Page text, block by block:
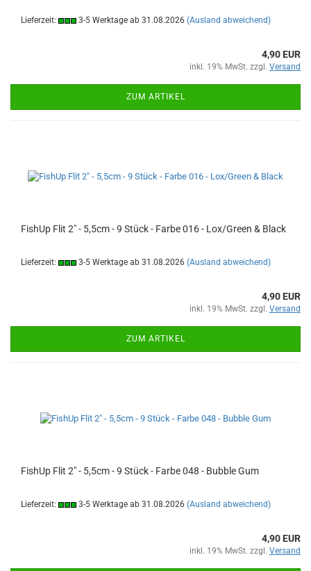
Lieferzeit: 3-5 Werktage ab 31.08.2026 (Ausland abweichend)
4,90 EUR
inkl. 19% MwSt. zzgl. Versand
ZUM ARTIKEL
FishUp Flit 2" - 5,5cm - 9 Stück - Farbe 016 - Lox/Green & Black
Lieferzeit: 3-5 Werktage ab 31.08.2026 (Ausland abweichend)
4,90 EUR
inkl. 19% MwSt. zzgl. Versand
ZUM ARTIKEL
FishUp Flit 2" - 5,5cm - 9 Stück - Farbe 048 - Bubble Gum
Lieferzeit: 3-5 Werktage ab 31.08.2026 (Ausland abweichend)
4,90 EUR
inkl. 19% MwSt. zzgl. Versand